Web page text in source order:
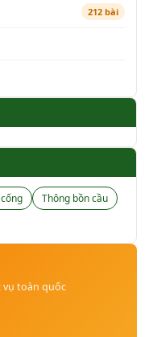
212 bài
Thông bồn cầu
toàn quốc